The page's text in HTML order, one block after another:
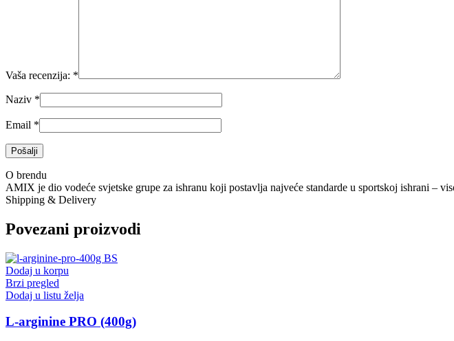
Vaša recenzija: *
Naziv *
Email *
O brendu
AMIX je dio vodeće svjetske grupe za ishranu koji postavlja najveće standarde u sportskoj ishrani –
Shipping & Delivery
Povezani proizvodi
Dodaj u korpu
Brzi pregled
Dodaj u listu želja
L-arginine PRO (400g)